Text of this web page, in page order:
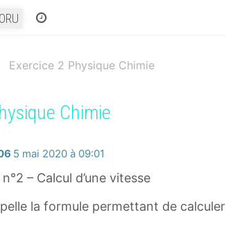
Exercice 2 Physique Chimie
Chimie
5 mai 2020 à 09:01
– Calcul d’une vitesse
la formule permettant de